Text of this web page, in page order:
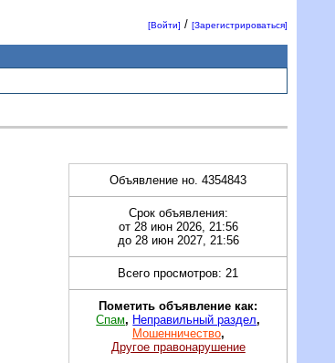
[Войти] /[Зарегистрироваться]
Объявление но. 4354843
Срок объявления:
от 28 июн 2026, 21:56
до 28 июн 2027, 21:56
Всего просмотров: 21
Пометить объявление как:
Спам, Неправильный раздел,
Мошенничество,
Другое правонарушение